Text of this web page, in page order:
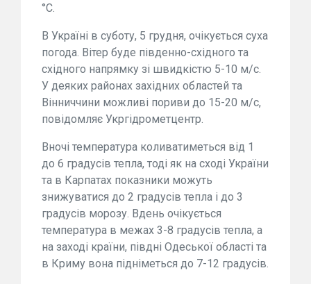
°С.
В Україні в суботу, 5 грудня, очікується суха
погода. Вітер буде південно-східного та
східного напрямку зі швидкістю 5-10 м/с.
У деяких районах західних областей та
Вінниччини можливі пориви до 15-20 м/с,
повідомляє Укргідрометцентр.
Вночі температура коливатиметься від 1
до 6 градусів тепла, тоді як на сході України
та в Карпатах показники можуть
знижуватися до 2 градусів тепла і до 3
градусів морозу. Вдень очікується
температура в межах 3-8 градусів тепла, а
на заході країни, півдні Одеської області та
в Криму вона підніметься до 7-12 градусів.